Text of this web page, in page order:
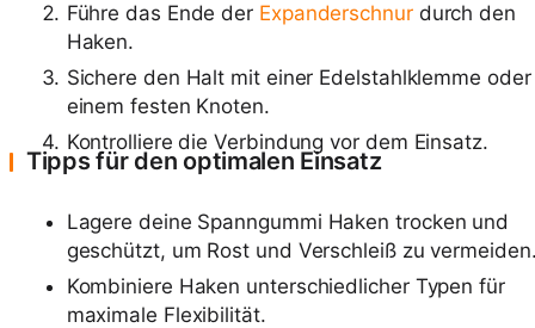
Führe das Ende der Expanderschnurdurch den
Haken.
Sichere den Halt mit einer Edelstahlklemme oder
einem festen Knoten.
Kontrolliere die Verbindung vor dem Einsatz.
Tipps für den optimalen Einsatz
Lagere deine Spanngummi Haken trocken und
geschützt, um Rost und Verschleiß zu
Kombiniere Haken unterschiedlicher Typen für
maximale Flexibilität.